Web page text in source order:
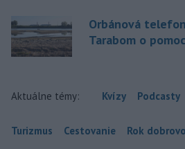
Orbánová
Tarabom o
Aktuálne témy: Kvízy Podcasty
Turizmus Cestovanie Rok